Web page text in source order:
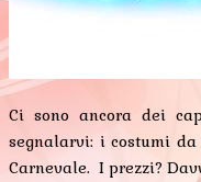
Ci sono ancora dei
segnalarvi: i costumi
Carnevale. I prezzi?